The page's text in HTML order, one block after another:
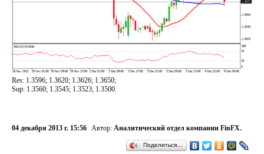
Res: 1.3596; 1.3620; 1.3626; 1.3650;
Sup: 1.3560; 1.3545; 1.3523; 1.3500.
04 декабря 2013 г. 15:56 Автор: Аналитический отдел компании FinFX.
Поделиться…